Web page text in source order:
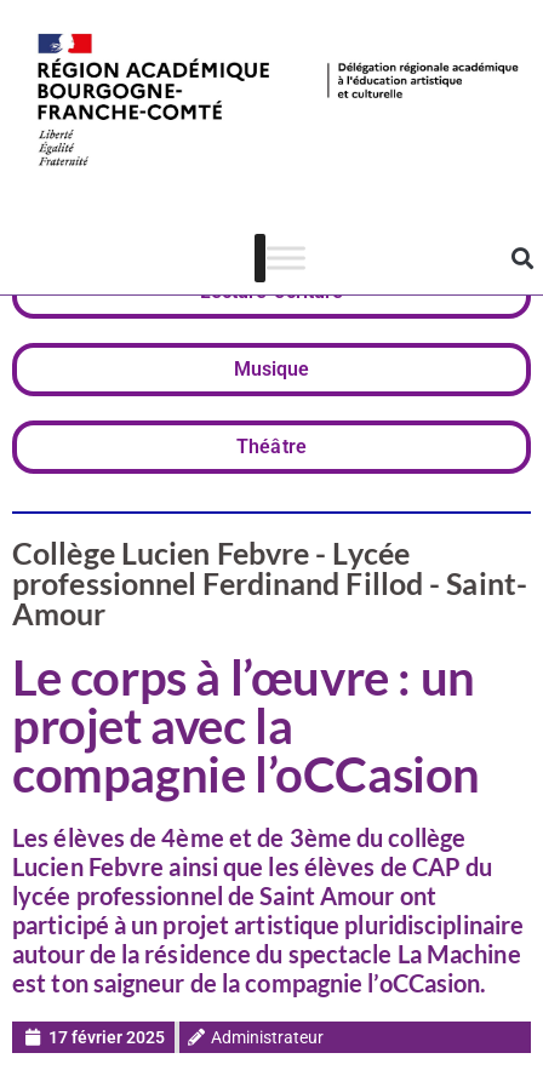
Lecture-écriture
Musique
Théâtre
Collège Lucien Febvre - Lycée
professionnel Ferdinand Fillod - Saint-
Amour
Le corps à l’œuvre : un
projet avec la
compagnie l’oCCasion
Les élèves de 4ème et de 3ème du collège
Lucien Febvre ainsi que les élèves de CAP du
lycée professionnel de Saint Amour ont
participé à un projet artistique pluridisciplinaire
autour de la résidence du spectacle La Machine
est ton saigneur de la compagnie l’oCCasion.
17 février 2025 Administrateur